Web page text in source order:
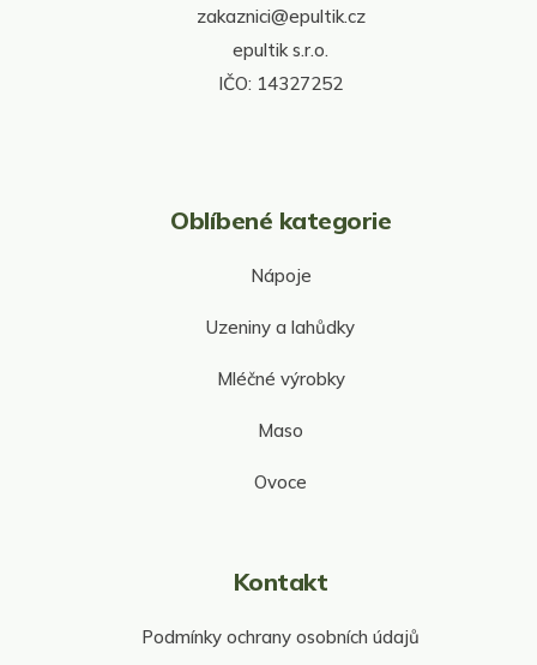
zakaznici@epultik.cz
epultik s.r.o.
IČO: 14327252
Oblíbené kategorie
Nápoje
Uzeniny a lahůdky
Mléčné výrobky
Maso
Ovoce
Kontakt
Podmínky ochrany osobních údajů